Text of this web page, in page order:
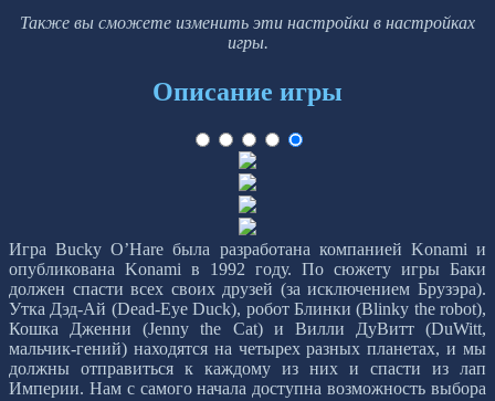
Также вы сможете изменить эти настройки в настройках
игры.
Описание игры
Игра Bucky O’Hare была разработана компанией Konami и
опубликована Konami в 1992 году. По сюжету игры Баки
должен спасти всех своих друзей (за исключением Брузэра).
Утка Дэд-Ай (Dead-Eye Duck), робот Блинки (Blinky the robot),
Кошка Дженни (Jenny the Cat) и Вилли ДуВитт (DuWitt,
мальчик-гений) находятся на четырех разных планетах, и мы
должны отправиться к каждому из них и спасти из лап
Империи. Нам с самого начала доступна возможность выбора